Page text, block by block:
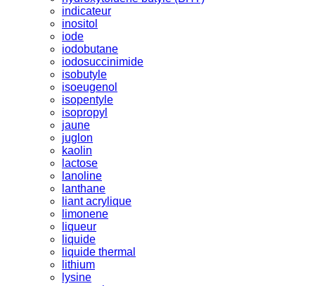
indicateur
inositol
iode
iodobutane
iodosuccinimide
isobutyle
isoeugenol
isopentyle
isopropyl
jaune
juglon
kaolin
lactose
lanoline
lanthane
liant acrylique
limonene
liqueur
liquide
liquide thermal
lithium
lysine